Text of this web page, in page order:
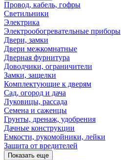
Провод, кабель, гофры
Светильники
Электрика
Электрообогревательные приборы
Двери, замки
Двери межкомнатные
Дверная фурнитура
Доводчики, ограничители
Замки, защелки
Комплектующие к дверям
Сад, огород и дача
Луковицы, рассада
Семена и саженцы
Грунты, дренаж, удобрения
Дачные конструкции
Емкости, рукомойники, лейки
Защита от вредителей
Показать еще